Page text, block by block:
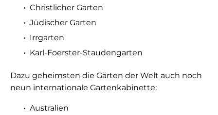
Christlicher Garten
Jüdischer Garten
Irrgarten
Karl-Foerster-Staudengarten
Dazu geheimsten die Gärten der Welt auch noch
neun internationale Gartenkabinette:
Australien